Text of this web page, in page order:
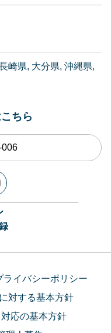
崎県 大分県 沖縄県
ちら
006
ライバシーポリシー
対する基本方針
応の基本方針